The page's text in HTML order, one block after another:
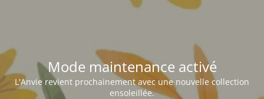
Mode maintenance activé
L'Anvie revient prochainement avec une nouvelle collection
ensoleillée.